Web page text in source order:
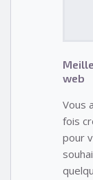
web
Vous
fois
pour